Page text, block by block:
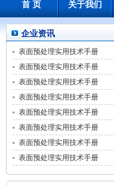
首 页 关于我们
企业资讯
表面预处理实用技术手册
9
表面预处理实用技术手册
8
表面预处理实用技术手册
7
表面预处理实用技术手册
6
表面预处理实用技术手册
5
表面预处理实用技术手册
4
表面预处理实用技术手册
3
表面预处理实用技术手册
2